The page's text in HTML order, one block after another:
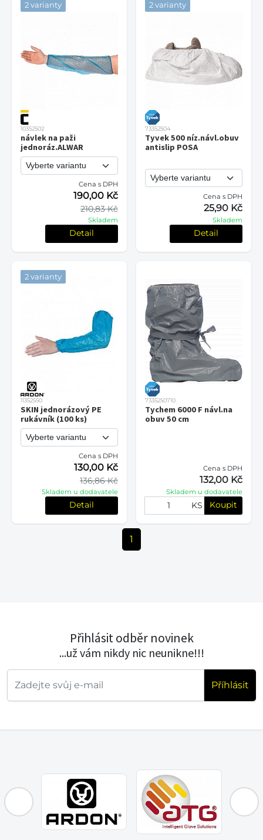
2 varianty
10352502
návlek na paži
jednoráz.ALWAR
Cena s DPH
210,83 Kč
190,00 Kč
Skladem
Detail
2 varianty
73352504
Tyvek 500 níz.návl.obuv
antislip POSA
Cena s DPH
25,90 Kč
Skladem
Detail
2 varianty
11352550
SKIN jednorázový PE
rukávník (100 ks)
Cena s DPH
136,86 Kč
130,00 Kč
Skladem u dodavatele
Detail
7335250710
Tychem 6000 F návl.na
obuv 50 cm
Cena s DPH
132,00 Kč
Skladem u dodavatele
KS Koupit
1
Přihlásit odběr novinek
...už vám nikdy nic neunikne!!!
Příhlásit